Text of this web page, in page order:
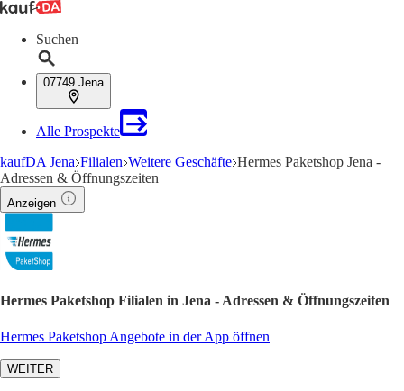
Suchen
07749 Jena
Alle Prospekte
kaufDA Jena Filialen Weitere Geschäfte Hermes Paketshop Jena -
Adressen & Öffnungszeiten
Anzeigen
Hermes Paketshop Filialen in Jena - Adressen & Öffnungszeiten
Hermes Paketshop Angebote in der App öffnen
WEITER